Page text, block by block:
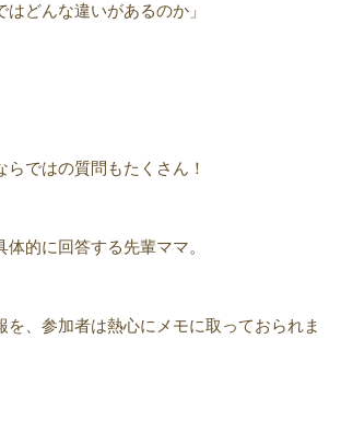
はどんな違いがあるのか」
らではの質問もたくさん！
的に回答する先輩ママ。
を、参加者は熱心にメモに取っておられま